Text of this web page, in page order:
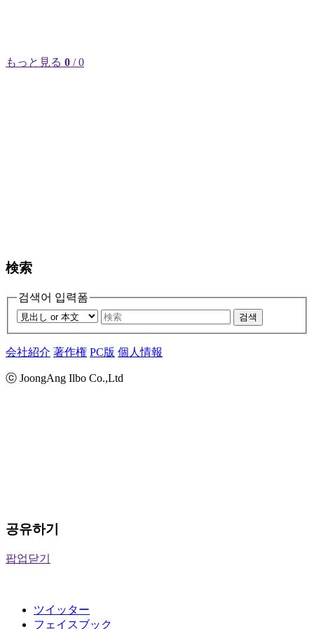
もっと見る 0 / 0
検索
검색어 입력폼
검색
会社紹介 著作権 PC版 個人情報
ⓒ JoongAng Ilbo Co.,Ltd
공유하기
팝업닫기
ツイッター
フェイスブック